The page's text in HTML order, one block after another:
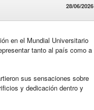
28/06/2026
en el Mundial Universitario
tanto al país como a
sus sensaciones sobre
y dedicación dentro y